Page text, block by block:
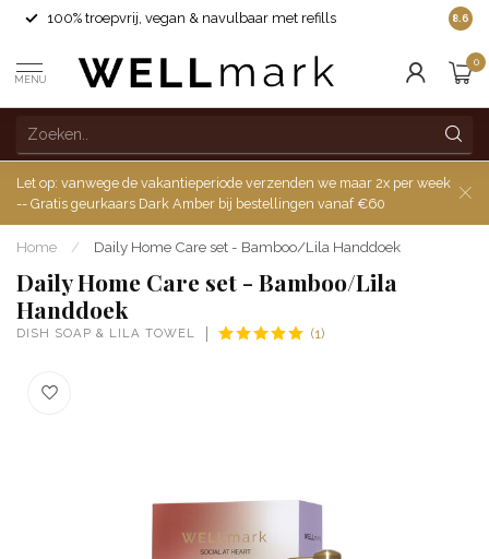
100% troepvrij, vegan & navulbaar met refills 8.6
MENU
0
Let op: vanwege de vakantieperiode verzenden we maar 2x per week
-- Gratis geurkaars Dark Amber bij bestellingen vanaf €60
Home / Daily Home Care set - Bamboo/Lila Handdoek
Daily Home Care set - Bamboo/Lila
Handdoek
DISH SOAP & LILA TOWEL (1)